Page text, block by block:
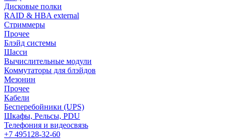
Дисковые полки
RAID & HBA external
Стриммеры
Прочее
Блэйд системы
Шасси
Вычислительные модули
Коммутаторы для блэйдов
Мезонин
Прочее
Кабели
Бесперебойники (UPS)
Шкафы, Рельсы, PDU
Телефония и видеосвязь
+7 495128-32-60